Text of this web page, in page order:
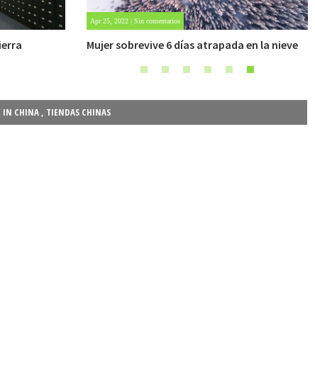
la nieve
Jul 28, 2021 | Sin comentarios
Caso Manises. Un avión que aterrizó por un
IN CHINA , TIENDAS CHINAS